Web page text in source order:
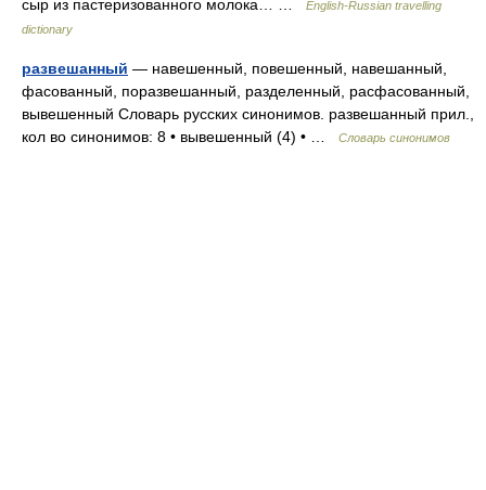
сыр из пастеризованного молока… …
English-Russian travelling
dictionary
развешанный — навешенный, повешенный, навешанный,
фасованный, поразвешанный, разделенный, расфасованный,
вывешенный Словарь русских синонимов. развешанный прил.,
кол во синонимов: 8 • вывешенный (4) • …
Словарь синонимов